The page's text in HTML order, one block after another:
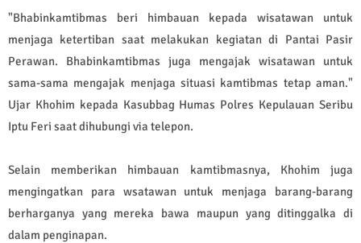
"Bhabinkamtibmas beri himbauan kepada wisatawan untuk
menjaga ketertiban saat melakukan kegiatan di Pantai Pasir
Perawan. Bhabinkamtibmas juga mengajak wisatawan untuk
sama-sama mengajak menjaga situasi kamtibmas tetap aman."
Ujar Khohim kepada Kasubbag Humas Polres Kepulauan Seribu
Iptu Feri saat dihubungi via telepon.
Selain memberikan himbauan kamtibmasnya, Khohim juga
mengingatkan para wsatawan untuk menjaga barang-barang
berharganya yang mereka bawa maupun yang ditinggalka di
dalam penginapan.